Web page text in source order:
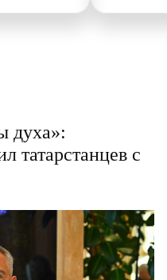
духа»:
татарстанцев с